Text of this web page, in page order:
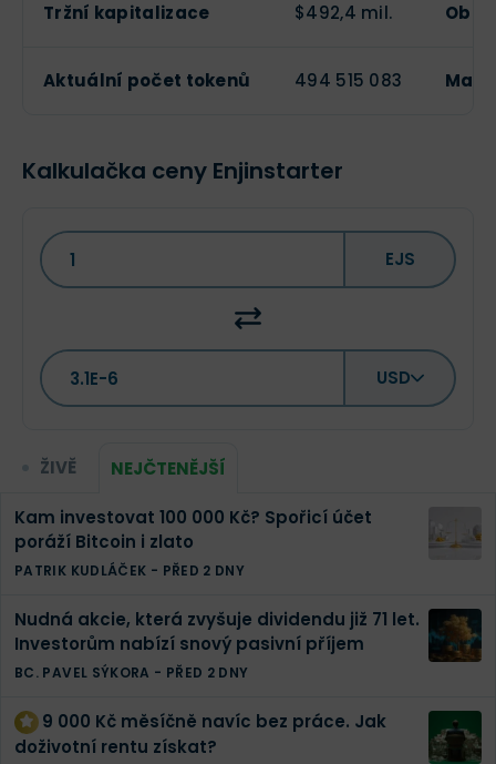
Tržní kapitalizace $492,4 mil.
Aktuální počet tokenů 494 515 083
Kalkulačka ceny Enjinstarter
EJS
USD
ŽIVĚ NEJČTENĚJŠÍ
Kam investovat 100 000 Kč? Spořicí účet
poráží Bitcoin i zlato
PATRIK KUDLÁČEK - PŘED 2 DNY
Nudná akcie, která zvyšuje dividendu již 71 let.
Investorům nabízí snový pasivní příjem
BC. PAVEL SÝKORA - PŘED 2 DNY
9 000 Kč měsíčně navíc bez práce. Jak
doživotní rentu získat?